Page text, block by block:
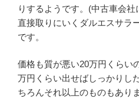
りするようです。(中古車会
直接取りにいくダルエスサラ
です。
価格も質が悪い20万円くらい
万円くらい出せばしっかりし
ちろんそれ以上のものもあり